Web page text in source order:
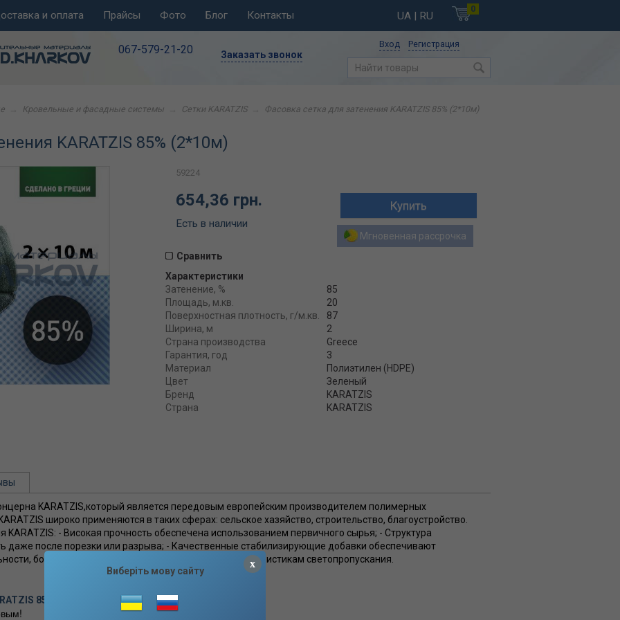
0
UA | RU
и оплата Прайсы Фото Блог Контакты
Вход Регистрация
067-579-21-20 Заказать звонок
Кровельные и фасадные системы Сетки KARATZIS Фасовка сетка для затенения KARATZIS 85% (2*10м)
KARATZIS 85% (2*10м)
59224
654,36 грн.
Есть в наличии
Мгновенная рассрочка
Сравнить
Характеристики
Затенение, %
85
Площадь, м.кв.
20
Поверхностная плотность, г/м.кв.
87
Ширина, м
2
Страна производства
Greece
Гарантия, год
3
Материал
Полиэтилен (HDPE)
Цвет
Зеленый
Бренд
KARATZIS
Страна
KARATZIS
KARATZIS,который является передовым европейским производителем полимерных
широко применяются в таких сферах: сельское хазяйство, строительство, благоустройство.
KARATZIS: - Високая прочность обеспечена использованием первичного сырья; - Структура
даже после порезки или разрыва; - Качественные стабилизирующие добавки обеспечивают
более 3х лет; - Соответствует заявленым характеристикам светопропускания.
85% (2*10м) отзывы
x
Виберіть мову сайту